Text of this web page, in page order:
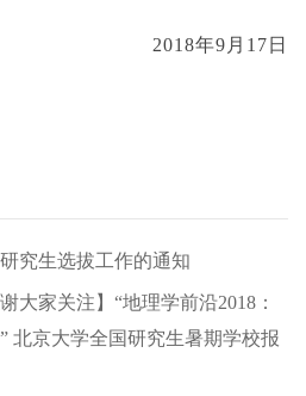
2018年9 月 17 日
究生选拔工作的通知
大家关注】“地理学前沿2018：
北京大学全国研究生暑期学校报